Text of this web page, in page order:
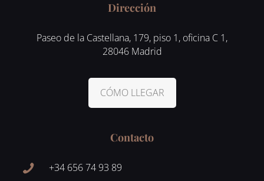
Dirección
Paseo de la Castellana, 179, piso 1, oficina C 1,
28046 Madrid
CÓMO LLEGAR
Contacto
+34 656 74 93 89